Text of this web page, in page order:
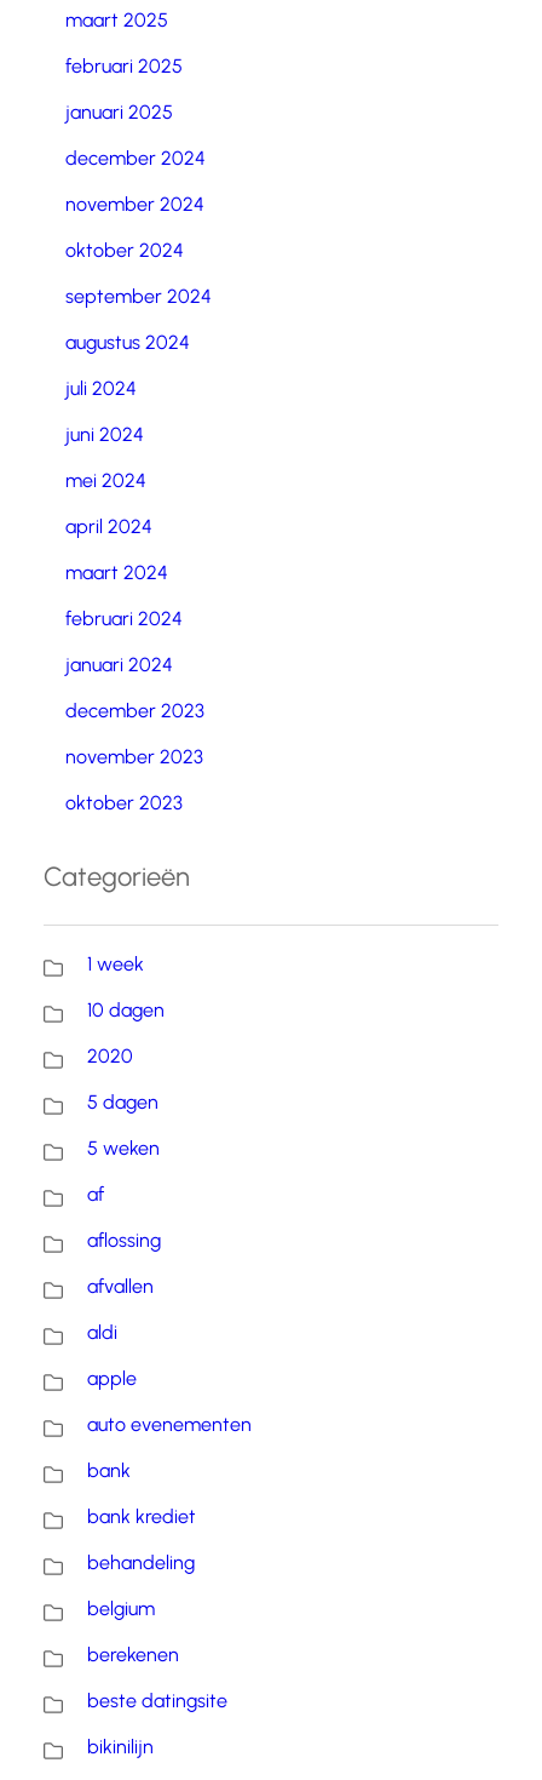
maart 2025
februari 2025
januari 2025
december 2024
november 2024
oktober 2024
september 2024
augustus 2024
juli 2024
juni 2024
mei 2024
april 2024
maart 2024
februari 2024
januari 2024
december 2023
november 2023
oktober 2023
Categorieën
1 week
10 dagen
2020
5 dagen
5 weken
af
aflossing
afvallen
aldi
apple
auto evenementen
bank
bank krediet
behandeling
belgium
berekenen
beste datingsite
bikinilijn